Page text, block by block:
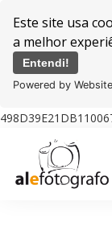
Este site usa
a melhor
Entendi!
Powered by